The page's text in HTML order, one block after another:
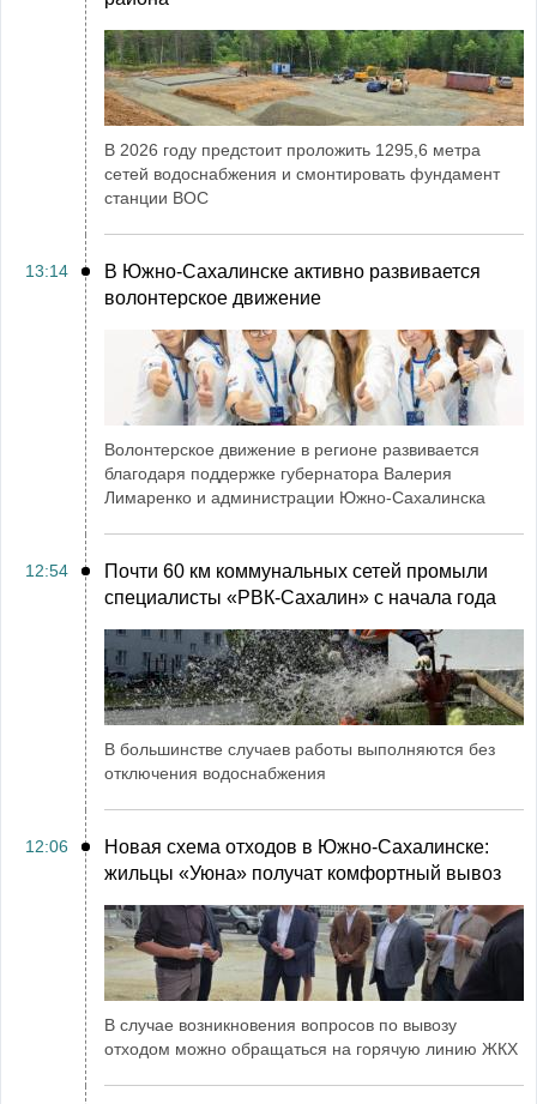
В 2026 году предстоит проложить 1295,6 метра
сетей водоснабжения и смонтировать фундамент
станции ВОС
13:14
В Южно-Сахалинске активно развивается
волонтерское движение
Волонтерское движение в регионе развивается
благодаря поддержке губернатора Валерия
Лимаренко и администрации Южно-Сахалинска
12:54
Почти 60 км коммунальных сетей промыли
специалисты «РВК‑Сахалин» с начала года
В большинстве случаев работы выполняются без
отключения водоснабжения
12:06
Новая схема отходов в Южно-Сахалинске:
жильцы «Уюна» получат комфортный вывоз
В случае возникновения вопросов по вывозу
отходом можно обращаться на горячую линию ЖКХ